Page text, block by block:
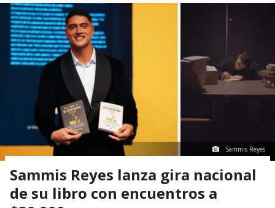
Sammis Reyes
Sammis Reyes lanza gira nacional
de su libro con encuentros a